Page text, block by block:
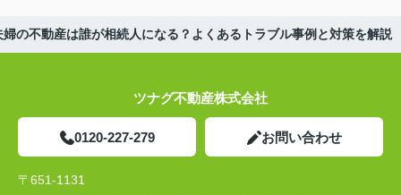
婦の不動産は誰が相続人になる？よくあるトラブル事例と対策を解説
ツナグ不動産株式会社
0120-227-279 お問い合わせ
〒651-1131